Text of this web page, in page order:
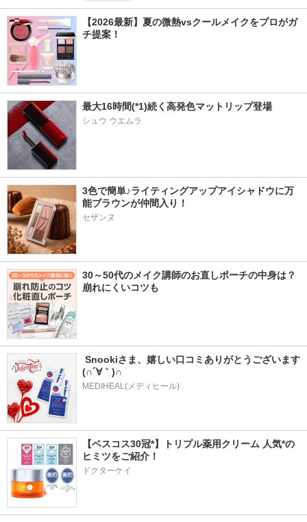
【2026最新】夏の微熱vsクールメイクをプロがガ
チ提案！
最大16時間(*1)続く高発色マットリップ登場
シュウ ウエムラ
3色で簡単♪ライティングアップアイシャドウに万
能ブラウンが仲間入り！
セザンヌ
30～50代のメイク講師のお直しポーチの中身は？
崩れにくいコツも
Snookiさま、嬉しい口コミありがとうございます
(∩´∀｀)∩
MEDIHEAL(メディヒール)
【ベスコス30冠*】トリプル薬用クリーム 人気*の
ヒミツをご紹介！
ドクターケイ